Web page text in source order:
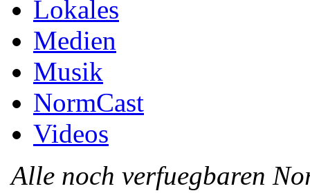
Lokales
Medien
Musik
NormCast
Videos
Alle noch verfuegbaren